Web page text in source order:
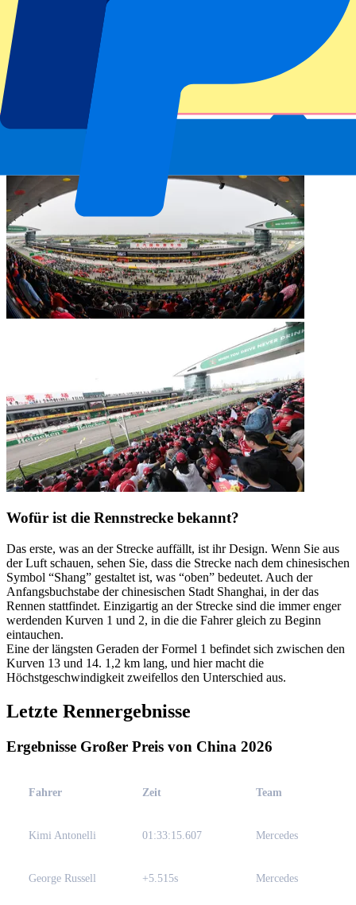
Shanghai International Circuit
Der Große Preis von China ist zurück im Formel 1 Kalender 2027.
In der chinesischen Metropole Shanghai müssen 56 Runden über
eine Distanz von 305,066 km absolviert werden. Die schnellste
Runde aller Zeiten wird immer noch vom siebenfachen Weltmeister
Michael Schumacher gehalten. Im Jahr 2004 benötigte er nur
1:32,238 Minuten für eine Runde.
Wofür ist die Rennstrecke bekannt?
Das erste, was an der Strecke auffällt, ist ihr Design. Wenn Sie aus
der Luft schauen, sehen Sie, dass die Strecke nach dem chinesischen
Symbol “Shang” gestaltet ist, was “oben” bedeutet. Auch der
Anfangsbuchstabe der chinesischen Stadt Shanghai, in der das
Rennen stattfindet. Einzigartig an der Strecke sind die immer enger
werdenden Kurven 1 und 2, in die die Fahrer gleich zu Beginn
eintauchen.
Eine der längsten Geraden der Formel 1 befindet sich zwischen den
Kurven 13 und 14. 1,2 km lang, und hier macht die
Höchstgeschwindigkeit zweifellos den Unterschied aus.
Letzte Rennergebnisse
Ergebnisse Großer Preis von China 2026
Fahrer Zeit Team
Kimi Antonelli 01:33:15.607 Mercedes
George Russell +5.515s Mercedes